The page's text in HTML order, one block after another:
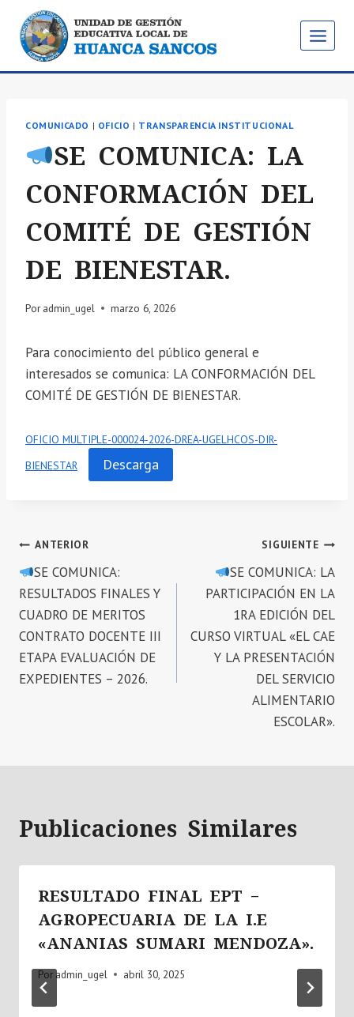
Saltar
contenido
COMUNICADO | OFICIO | TRANSPARENCIA INSTITUCIONAL
SE COMUNICA: LA
CONFORMACIÓN DEL
COMITÉ DE GESTIÓN
DE BIENESTAR.
Por admin_ugel marzo 6, 2026
Para conocimiento del público general e
interesados se comunica: LA CONFORMACIÓN DEL
COMITÉ DE GESTIÓN DE BIENESTAR.
OFICIO MULTIPLE-000024-2026-DREA-UGELHCOS-DIR-
BIENESTAR
Descarga
Navegación
de
entradas
ANTERIOR
SE COMUNICA:
RESULTADOS FINALES Y
CUADRO DE MERITOS
CONTRATO DOCENTE III
ETAPA EVALUACIÓN DE
EXPEDIENTES – 2026.
SIGUIENTE
SE COMUNICA: LA
PARTICIPACIÓN EN LA
1RA EDICIÓN DEL
CURSO VIRTUAL «EL CAE
Y LA PRESENTACIÓN
DEL SERVICIO
ALIMENTARIO
ESCOLAR».
Publicaciones Similares
RESULTADO FINAL EPT –
AGROPECUARIA DE LA I.E
«ANANIAS SUMARI MENDOZA».
Poradmin_ugel abril 30, 2025